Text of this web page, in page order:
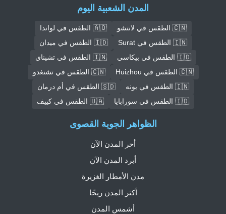
المدن الشعبية اليوم
🇨🇳 الطقس في لانتشو
🇦🇴 الطقس في لواندا
🇮🇳 الطقس في Surat
🇮🇩 الطقس في ميدان
🇮🇩 الطقس في بيكاسي
🇮🇳 الطقس في تشيناي
🇨🇳 الطقس في Huizhou
🇨🇳 الطقس في تشنغدو
🇮🇳 الطقس في بونه
🇸🇩 الطقس في أم درمان
🇮🇩 الطقس في سورابايا
🇺🇦 الطقس في كييف
الظواهر الجوية القصوى
أحر المدن الآن
أبرد المدن الآن
مدن الأمطار الغزيرة
أكثر المدن ريحًا
أشمس المدن